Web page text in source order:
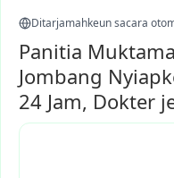
Ditarjamahkeun sacara
Panitia
Jombang
24 Jam, Dokter